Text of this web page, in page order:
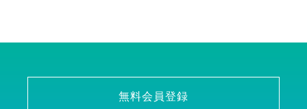
無料会員登録